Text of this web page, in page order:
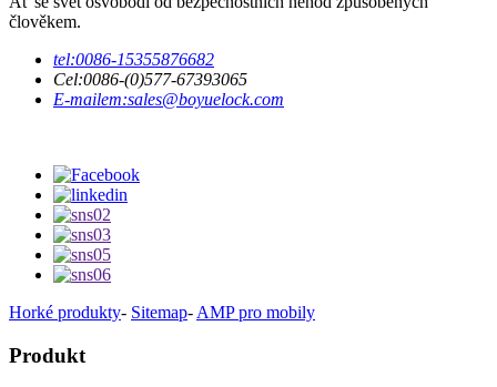
člověkem.
tel:0086-15355876682
Cel:0086-(0)577-67393065
E-mailem:sales@boyuelock.com
Horké produkty- Sitemap- AMP pro mobily
Produkt